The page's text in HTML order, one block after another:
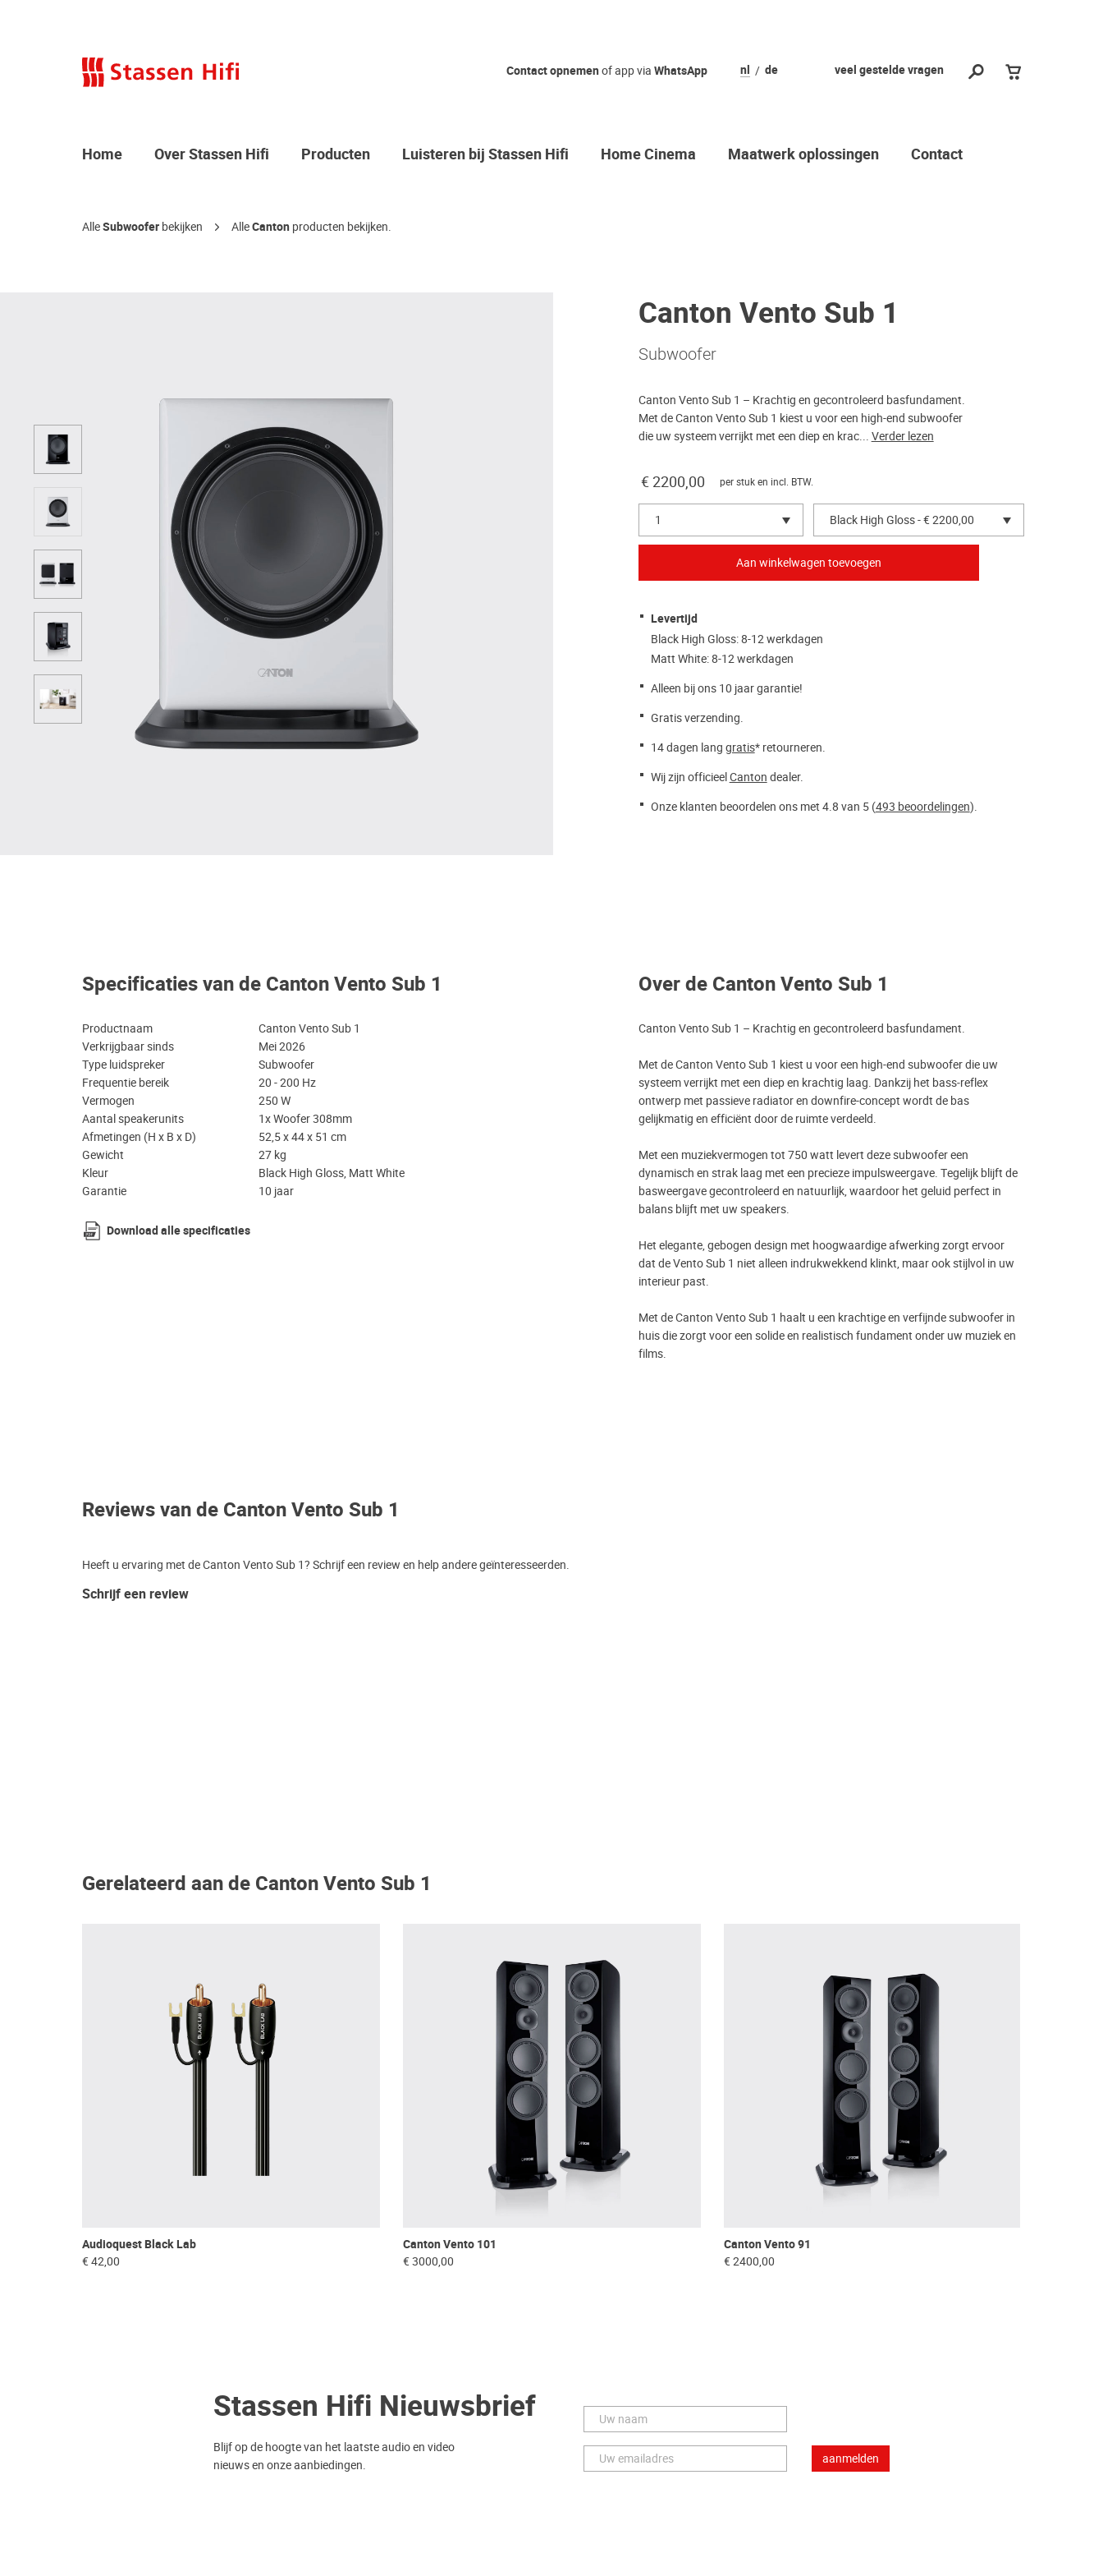
veel gestelde vragen
nl de
Contact opnemenof app via WhatsApp
Home Over Stassen Hifi Producten Luisteren bij Stassen Hifi Home Cinema Maatwerk oplossingen Contact
AlleSubwoofer bekijken AlleCanton producten bekijken.
Canton Vento Sub 1
Subwoofer
Canton Vento Sub 1 – Krachtig en gecontroleerd basfundament.
Met de Canton Vento Sub 1 kiest u voor een high-end subwoofer
die uw systeem verrijkt met een diep en krac... Verder lezen
€ 2200,00 per stuk en incl. BTW.
1 Black High Gloss - € 2200,00
Levertijd
Black High Gloss: 8-12 werkdagen
Matt White: 8-12 werkdagen
Alleen bij ons 10 jaar garantie!
Gratis verzending.
14 dagen lang gratis* retourneren.
Wij zijn officieelCanton dealer.
Onze klanten beoordelen ons met 4.8 van 5 (493 beoordelingen).
Specificaties van de Canton Vento Sub 1
Productnaam
Canton Vento Sub 1
Verkrijgbaar sinds
Mei 2026
Type luidspreker
Subwoofer
Frequentie bereik
20 - 200 Hz
Vermogen
250 W
Aantal speakerunits
1x Woofer 308mm
Afmetingen (H x B x D)
52,5 x 44 x 51 cm
Gewicht
27 kg
Kleur
Black High Gloss, Matt White
Garantie
10 jaar
Download alle specificaties
Over de Canton Vento Sub 1
Canton Vento Sub 1 – Krachtig en gecontroleerd basfundament.
Met de Canton Vento Sub 1 kiest u voor een high-end subwoofer die uw
systeem verrijkt met een diep en krachtig laag. Dankzij het bass‑reflex
ontwerp met passieve radiator en downfire-concept wordt de bas
gelijkmatig en efficiënt door de ruimte verdeeld.
Met een muziekvermogen tot 750 watt levert deze subwoofer een
dynamisch en strak laag met een precieze impulsweergave. Tegelijk blijft de
basweergave gecontroleerd en natuurlijk, waardoor het geluid perfect in
balans blijft met uw speakers.
Het elegante, gebogen design met hoogwaardige afwerking zorgt ervoor
dat de Vento Sub 1 niet alleen indrukwekkend klinkt, maar ook stijlvol in uw
interieur past.
Met de Canton Vento Sub 1 haalt u een krachtige en verfijnde subwoofer in
huis die zorgt voor een solide en realistisch fundament onder uw muziek en
films.
Reviews van de Canton Vento Sub 1
Heeft u ervaring met de Canton Vento Sub 1? Schrijf een review en help andere geïnteresseerden.
Schrijf een review
Gerelateerd aan de Canton Vento Sub 1
Audioquest Black Lab
€ 42,00
Canton Vento 101
€ 3000,00
Canton Vento 91
€ 2400,00
Stassen Hifi Nieuwsbrief
Blijf op de hoogte van het laatste audio en video
nieuws en onze aanbiedingen.